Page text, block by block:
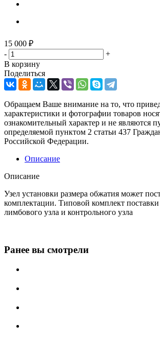
15 000 ₽
-
+
В корзину
Поделиться
Обращаем Ваше внимание на то, что
характеристики и фотографии товаров
ознакомительный характер и не являются
определяемой пунктом 2 статьи 437
Российской Федерации.
Описание
Описание
Узел установки размера обжатия может
комплектации. Типовой комплект поставки
лимбового узла и контрольного узла
Ранее вы смотрели